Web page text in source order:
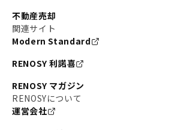
不動産売却
関連サイト
Modern Standard
RENOSY 利諾喜
RENOSY マガジン
RENOSYについて
運営会社